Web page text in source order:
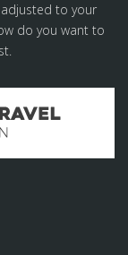
to your
do you want to